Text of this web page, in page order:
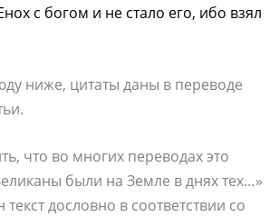
с богом и не стало его, ибо взял
ниже, цитаты даны в переводе
что во многих переводах это
были на Земле в днях тех…»
дословно в соответствии со